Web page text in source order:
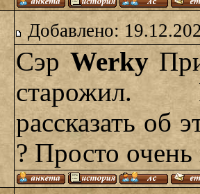
Добавлено:
СэрWerky
старожил.
рассказать об
? Просто